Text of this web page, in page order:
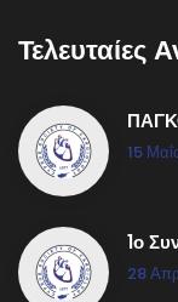
Τελευταίες
15
1ο
28